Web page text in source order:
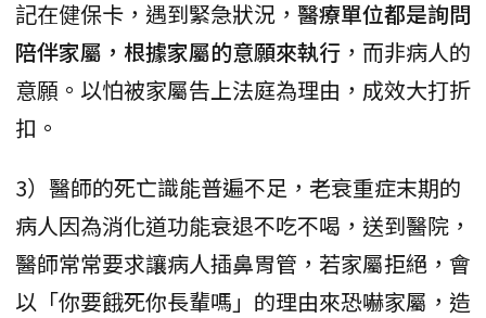
記在健保卡，遇到緊急狀況， 醫療單位都是詢問
陪伴家屬，根據家屬的意願來執行 ，而非病人的
意願。以怕被家屬告上法庭為理由，成效大打折
扣。
3）醫師的死亡識能普遍不足，老衰重症末期的
病人因為消化道功能衰退不吃不喝，送到醫院，
醫師常常要求讓病人插鼻胃管，若家屬拒絕，會
以「你要餓死你長輩嗎」的理由來恐嚇家屬，造